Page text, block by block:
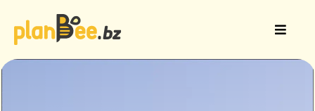
contenuto
Toggle